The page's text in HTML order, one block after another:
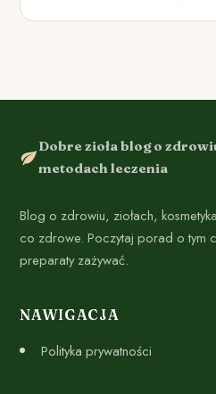
Dobre zioła blog o
metodach leczenia
Blog o zdrowiu, ziołach,
co zdrowe. Poczytaj porad o tym
preparaty zażywać.
NAWIGACJA
Polityka prywatności